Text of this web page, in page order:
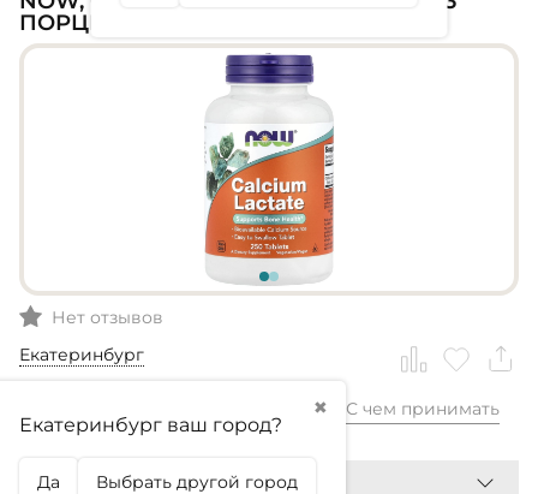
ПОРЦИИ)
Нет отзывов
Екатеринбург
✖
Екатеринбург ваш город?
Да Выбрать другой город
2 480,99₽ С чем принимать